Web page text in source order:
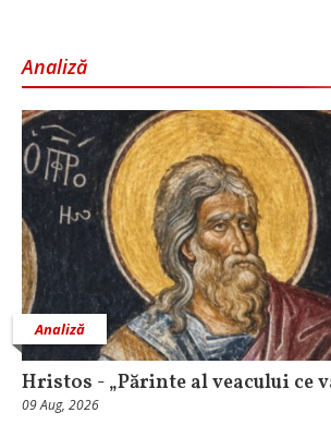
Analiză
Analiză
Hristos - „Părinte al veacului ce
09 Aug, 2026